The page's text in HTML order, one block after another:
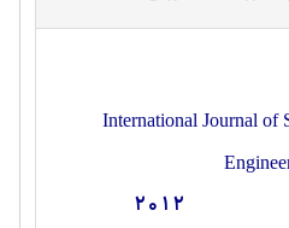
International Journal of
2012